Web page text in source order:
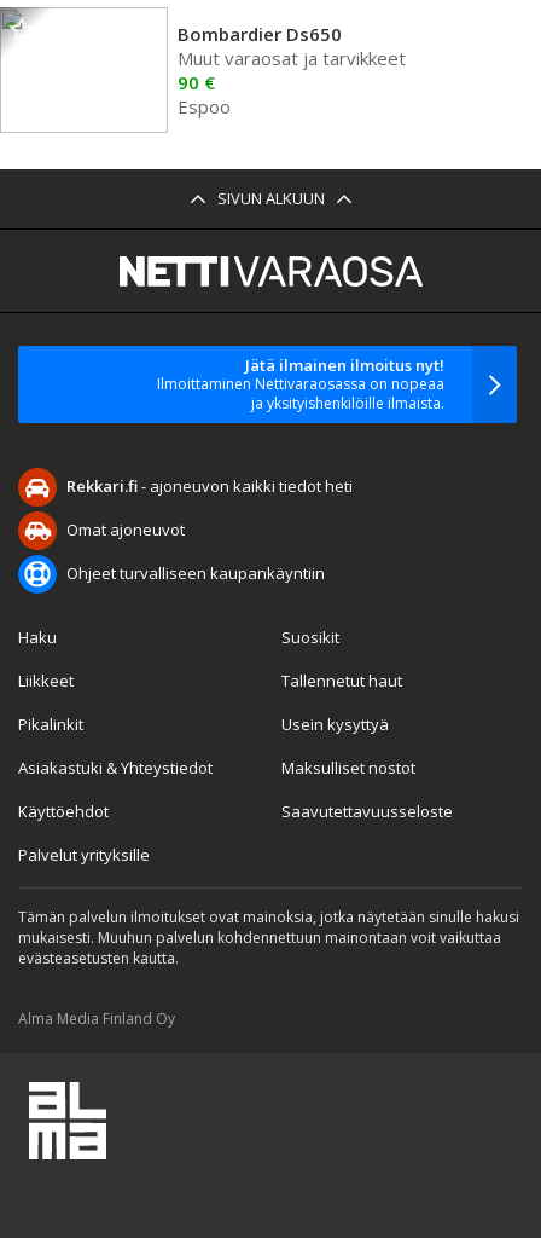
Bombardier Ds650
Muut varaosat ja tarvikkeet
90 €
Espoo
SIVUN ALKUUN
Jätä ilmainen ilmoitus nyt!
Ilmoittaminen Nettivaraosassa on nopeaa
ja yksityishenkilöille ilmaista.
Rekkari.fi- ajoneuvon kaikki tiedot heti
Omat ajoneuvot
Ohjeet turvalliseen kaupankäyntiin
Haku
Liikkeet
Pikalinkit
Asiakastuki & Yhteystiedot
Käyttöehdot
Palvelut yrityksille
Suosikit
Tallennetut haut
Usein kysyttyä
Maksulliset nostot
Saavutettavuusseloste
Tämän palvelun ilmoitukset ovat mainoksia, jotka näytetään sinulle hakusi
mukaisesti. Muuhun palvelun kohdennettuun mainontaan voit vaikuttaa
evästeasetusten kautta.
Alma Media Finland Oy